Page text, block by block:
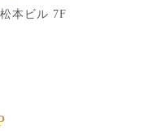
本ビル 7F